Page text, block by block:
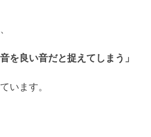
を良い音だと捉えてしまう」
います。